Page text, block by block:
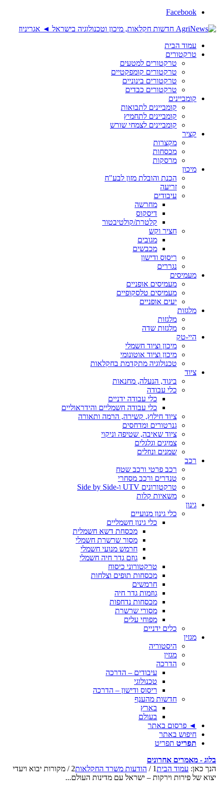
Facebook
עמוד הבית
טרקטורים
טרקטורים למטעים
טרקטורים קומפקטיים
טרקטורים בינוניים
טרקטורים כבדים
קומביינים
קומביינים לתבואות
קומביינים לתחמיץ
קומביינים לצמחי שורש
קציר
מקצרות
מכסחות
מרסקות
מיכון
הכנת והובלת מזון לבע"ח
זריעה
עיבודים
מחרשה
דיסקוס
קלטרת/קולטיבטור
חציר וקש
מגובים
מכבשים
ריסוס ודישון
נגררים
מעמיסים
מעמיסים אופניים
מעמיסים טלסקופיים
יעים אופניים
מלגזות
מלגזות
מלגזות שדה
היי-טק
מיכון וציוד חשמלי
מיכון וציוד אוטונומי
טכנולוגיה מתקדמת בחקלאות
ציוד
ביגוד, הנעלה, מחנאות
כלי עבודה
כלי עבודה ידניים
כלי עבודה חשמליים והידראוליים
ציוד חילוץ, קשירה, הרמה ותאורה
גנרטורים ומדחסים
ציוד שאיבה, שטיפה וניקוי
צמיגים וגלגלים
שמנים ונוזלים
רכב
רכב פרטי ורכב שטח
טנדרים ורכב מסחרי
טרקטורונים UTV ו-Side by Side
משאיות קלות
גינון
כלי גינון מנועיים
כלי גינון חשמליים
מכסחת דשא חשמלית
מסור שרשרת חשמלי
חרמש מנועי חשמלי
גוזם גדר חיה חשמלי
טרקטורוני כיסוח
מכסחות תופים וצלחות
חרמשים
גוזמות גדר חיה
מכסחות נדחפות
מסורי שרשרת
מפוחי עלים
כלים ידניים
מגזין
היסטוריה
מגזין
הדרכה
עיבודים – הדרכה
טכנולוגי
ריסוס ודישון – הדרכה
חדשות מהענף
בארץ
בעולם
◄ פרסום באתר
חיפוש באתר
תפריט תפריט
בלוג - מאמרים אחרונים
הנך כאן: עמוד הבית1
/ הודעות משרד החקלאות2
/ מקורות יבוא ויעדי
יצוא של פירות וירקות – ישראל עם מדינות העולם...